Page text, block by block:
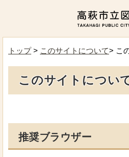
トップ> このサイトについて> こ
このサイトについ
推奨ブラウザー